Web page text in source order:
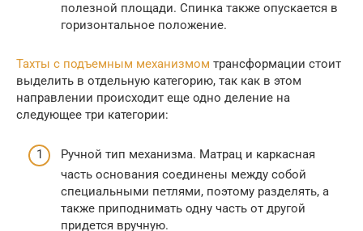
полезной площади. Спинка также опускается в
горизонтальное положение.
Тахты с подъемным механизмом трансформации стоит
выделить в отдельную категорию, так как в этом
направлении происходит еще одно деление на
следующее три категории:
Ручной тип механизма. Матрац и каркасная
часть основания соединены между собой
специальными петлями, поэтому разделять, а
также приподнимать одну часть от другой
придется вручную.